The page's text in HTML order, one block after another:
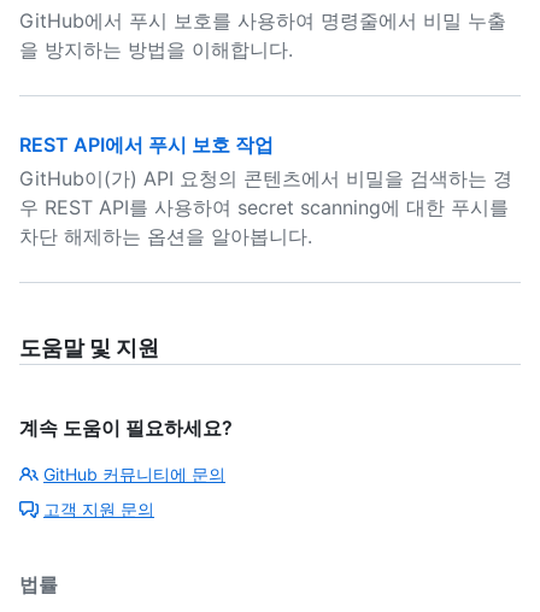
GitHub에서 푸시 보호를 사용하여 명령줄에서 비밀 누출
을 방지하는 방법을 이해합니다.
REST API에서 푸시 보호 작업
GitHub이(가) API 요청의 콘텐츠에서 비밀을 검색하는 경
우 REST API를 사용하여 secret scanning에 대한 푸시를
차단 해제하는 옵션을 알아봅니다.
도움말 및 지원
계속 도움이 필요하세요?
GitHub 커뮤니티에 문의
고객 지원 문의
법률